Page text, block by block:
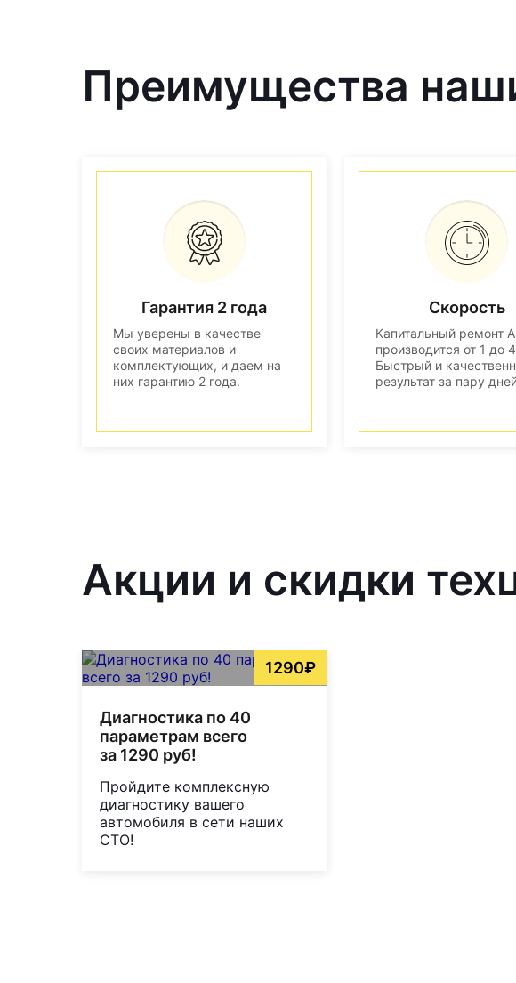
Преимущества
Гарантия 2 года
Мы уверены в качестве
своих материалов и
комплектующих, и даем на
них гарантию 2 года.
Скорость
Капитальный ремонт
производится от 1 до
Быстрый и
результат за пару
Акции и скидки
1290₽
Диагностика по 40
параметрам всего
за 1290 руб!
Пройдите комплексную
диагностику вашего
автомобиля в сети наших
СТО!